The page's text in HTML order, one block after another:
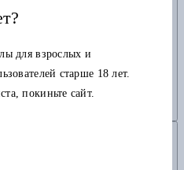
для взрослых и
старше 18 лет.
покиньте сайт.